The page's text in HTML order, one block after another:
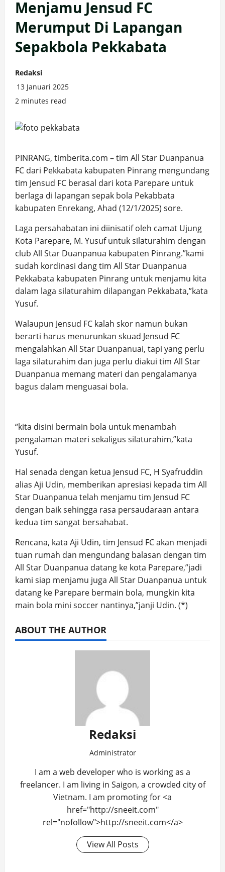
Menjamu Jensud FC
Merumput Di Lapangan
Sepakbola Pekkabata
Redaksi
13 Januari 2025
2 minutes read
PINRANG, timberita.com – tim All Star Duanpanua
FC dari Pekkabata kabupaten Pinrang mengundang
tim Jensud FC berasal dari kota Parepare untuk
berlaga di lapangan sepak bola Pekabbata
kabupaten Enrekang, Ahad (12/1/2025) sore.
Laga persahabatan ini diinisatif oleh camat Ujung
Kota Parepare, M. Yusuf untuk silaturahim dengan
club All Star Duanpanua kabupaten Pinrang.”kami
sudah kordinasi dang tim All Star Duanpanua
Pekkabata kabupaten Pinrang untuk menjamu kita
dalam laga silaturahim dilapangan Pekkabata,”kata
Yusuf.
Walaupun Jensud FC kalah skor namun bukan
berarti harus menurunkan skuad Jensud FC
mengalahkan All Star Duanpanuai, tapi yang perlu
laga silaturahim dan juga perlu diakui tim All Star
Duanpanua memang materi dan pengalamanya
bagus dalam menguasai bola.
“kita disini bermain bola untuk menambah
pengalaman materi sekaligus silaturahim,”kata
Yusuf.
Hal senada dengan ketua Jensud FC, H Syafruddin
alias Aji Udin, memberikan apresiasi kepada tim All
Star Duanpanua telah menjamu tim Jensud FC
dengan baik sehingga rasa persaudaraan antara
kedua tim sangat bersahabat.
Rencana, kata Aji Udin, tim Jensud FC akan menjadi
tuan rumah dan mengundang balasan dengan tim
All Star Duanpanua datang ke kota Parepare,”jadi
kami siap menjamu juga All Star Duanpanua untuk
datang ke Parepare bermain bola, mungkin kita
main bola mini soccer nantinya,”janji Udin. (*)
ABOUT THE AUTHOR
Redaksi
Administrator
I am a web developer who is working as a
freelancer. I am living in Saigon, a crowded city of
Vietnam. I am promoting for <a
href="http://sneeit.com"
rel="nofollow">http://sneeit.com</a>
View All Posts